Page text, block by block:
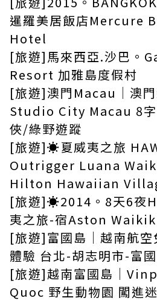
暹羅美居飯店Mercure
Hotel
[旅遊]馬來西亞.沙巴。
Resort 加雅島度假村
[旅遊]澳門Macau│澳門
Studio City Macau 8
俠/綠野遊蹤
[旅遊]☀夏威夷之旅
Outrigger Luana
Hilton Hawaiian
[旅遊]☀2014。8天6夜
夷之旅-宿Aston
[旅遊]富國島｜越南航
體驗 台北-胡志明市-富
[旅遊]越南富國島｜
Quoc 野生動物園 闖進